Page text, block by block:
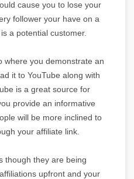
cause you to lose your
follower your have on a
a potential customer.
where you demonstrate an
it to YouTube along with
is a great source for
provide an informative
will be more inclined to
your affiliate link.
though they are being
upfront and your